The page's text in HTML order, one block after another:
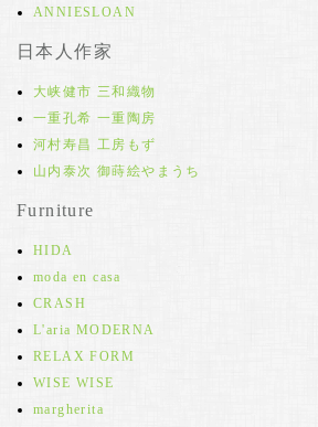
ANNIESLOAN
日本人作家
大峡健市 三和織物
一重孔希 一重陶房
河村寿昌 工房もず
山内泰次 御蒔絵やまうち
Furniture
HIDA
moda en casa
CRASH
L'aria MODERNA
RELAX FORM
WISE WISE
margherita